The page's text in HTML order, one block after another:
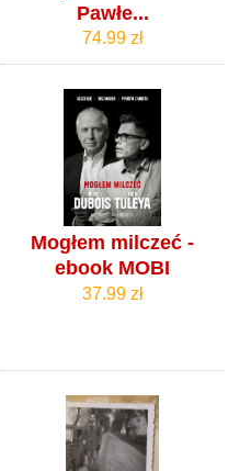
Pawłe...
74.99 zł
Mogłem milczeć -
ebook MOBI
37.99 zł